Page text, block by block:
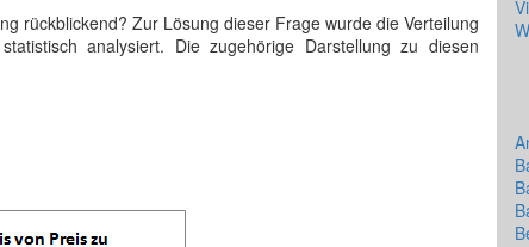
rückblickend? Zur Lösung dieser Frage wurde die Verteilung
statistisch analysiert. Die zugehörige Darstellung zu diesen